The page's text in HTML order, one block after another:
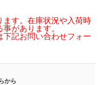
ます。在庫状況や入荷時
があります。
下記お問い合わせフォー
から